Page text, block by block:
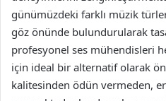
günümüzdeki farklı müzik
göz önünde bulundurularak
profesyonel ses mühendisleri
için ideal bir alternatif olarak
kalitesinden ödün vermeden,